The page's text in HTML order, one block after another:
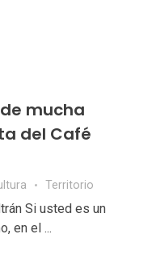
mucha
del Café
Territorio
Si usted es un
en el ...